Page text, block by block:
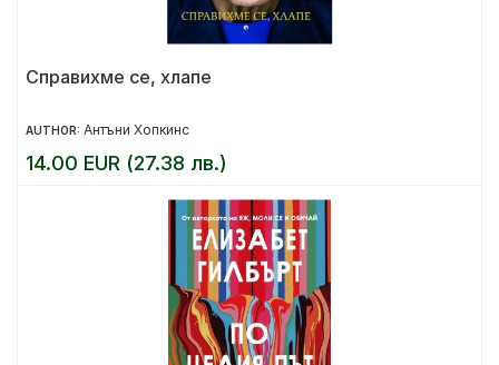
Справихме се, хлапе
AUTHOR: Антъни Хопкинс
14.00 EUR (27.38 лв.)